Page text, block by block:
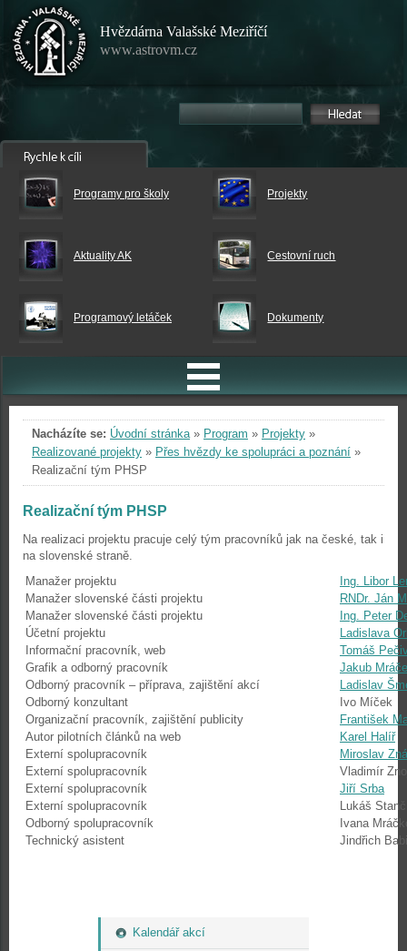
Hvězdárna Valašské Meziříčí
www.astrovm.cz
Programy pro školy Projekty
Aktuality AK Cestovní ruch
Programový letáček Dokumenty
Kalendář akcí
Nacházíte se: Úvodní stránka» Program » Projekty »
Realizované projekty » Přes hvězdy ke spolupráci a poznání »
Realizační tým PHSP
Realizační tým PHSP
Na realizaci projektu pracuje celý tým pracovníků jak na české, tak i
na slovenské straně.
Manažer projektu
Ing. Libor
Manažer slovenské části projektu
RNDr. Ján
Manažer slovenské části projektu
Ing. Peter
Účetní projektu
Ladislava
Informační pracovník, web
Tomáš
Grafik a odborný pracovník
Jakub
Odborný pracovník – příprava, zajištění akcí
Ladislav
Odborný konzultant
Ivo Míček
Organizační pracovník, zajištění publicity
František
Autor pilotních článků na web
Karel Halíř
Externí spolupracovník
Miroslav
Externí spolupracovník
Vladimír
Externí spolupracovník
Jiří Srba
Externí spolupracovník
Lukáš
Odborný spolupracovník
Ivana
Technický asistent
Jindřich